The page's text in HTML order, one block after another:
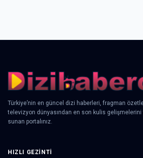
Türkiye’nin en güncel dizi haberleri, fragman
televizyon dünyasından en son kulis
sunan portalınız.
HIZLI GEZINTI